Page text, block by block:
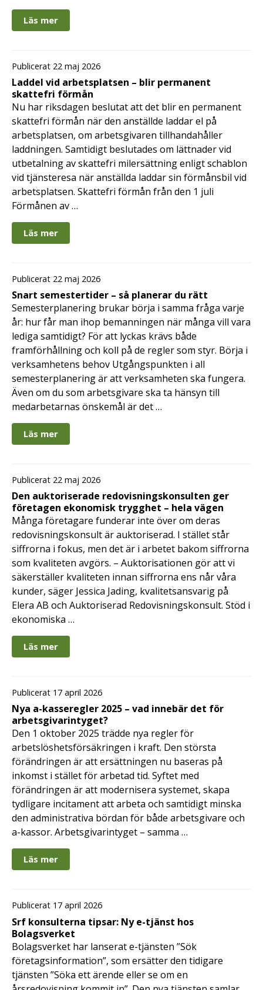
Läs mer
Publicerat 22 maj 2026
Laddel vid arbetsplatsen – blir permanent
skattefri förmån
Nu har riksdagen beslutat att det blir en permanent
skattefri förmån när den anställde laddar el på
arbetsplatsen, om arbetsgivaren tillhandahåller
laddningen. Samtidigt beslutades om lättnader vid
utbetalning av skattefri milersättning enligt schablon
vid tjänsteresa när anställda laddar sin förmånsbil vid
arbetsplatsen. Skattefri förmån från den 1 juli
Förmånen av …
Läs mer
Publicerat 22 maj 2026
Snart semestertider – så planerar du rätt
Semesterplanering brukar börja i samma fråga varje
år: hur får man ihop bemanningen när många vill vara
lediga samtidigt? För att lyckas krävs både
framförhållning och koll på de regler som styr. Börja i
verksamhetens behov Utgångspunkten i all
semesterplanering är att verksamheten ska fungera.
Även om du som arbetsgivare ska ta hänsyn till
medarbetarnas önskemål är det …
Läs mer
Publicerat 22 maj 2026
Den auktoriserade redovisningskonsulten ger
företagen ekonomisk trygghet – hela vägen
Många företagare funderar inte över om deras
redovisningskonsult är auktoriserad. I stället står
siffrorna i fokus, men det är i arbetet bakom siffrorna
som kvaliteten avgörs. – Auktorisationen gör att vi
säkerställer kvaliteten innan siffrorna ens når våra
kunder, säger Jessica Jading, kvalitetsansvarig på
Elera AB och Auktoriserad Redovisningskonsult. Stöd i
ekonomiska …
Läs mer
Publicerat 17 april 2026
Nya a-kasseregler 2025 – vad innebär det för
arbetsgivarintyget?
Den 1 oktober 2025 trädde nya regler för
arbetslöshetsförsäkringen i kraft. Den största
förändringen är att ersättningen nu baseras på
inkomst i stället för arbetad tid. Syftet med
förändringen är att modernisera systemet, skapa
tydligare incitament att arbeta och samtidigt minska
den administrativa bördan för både arbetsgivare och
a-kassor. Arbetsgivarintyget – samma …
Läs mer
Publicerat 17 april 2026
Srf konsulterna tipsar: Ny e-tjänst hos
Bolagsverket
Bolagsverket har lanserat e-tjänsten ”Sök
företagsinformation”, som ersätter den tidigare
tjänsten ”Söka ett ärende eller se om en